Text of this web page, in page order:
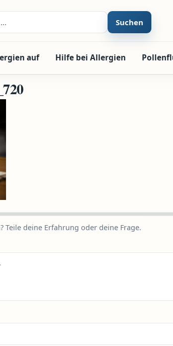
Suchen
auf Hilfe bei Allergien
Teile deine Erfahrung oder deine Frage.